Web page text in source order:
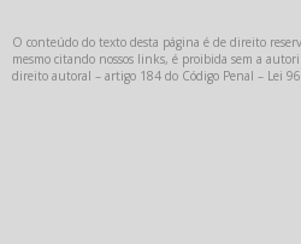
O conteúdo do texto desta página é de direito
mesmo citando nossos links, é proibida sem a
direito autoral – artigo 184 do Código Penal – Lei